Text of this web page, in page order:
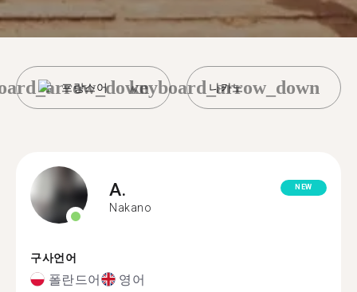
프랑스어 나카노
keyboard_arrow_down
A.
Nakano
NEW
구사언어
폴란드어 영어